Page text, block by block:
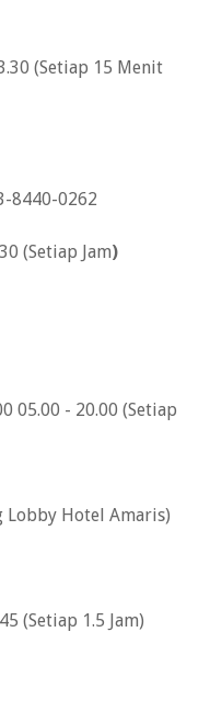
(Setiap 15 Menit
8440-0262
(Setiap Jam)
05.00 - 20.00 (Setiap
Lobby Hotel Amaris)
(Setiap 1.5 Jam)